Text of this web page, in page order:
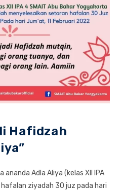
Hafidzah
ananda Adla Aliya (kelas XII IPA
ziyadah 30 juz pada hari